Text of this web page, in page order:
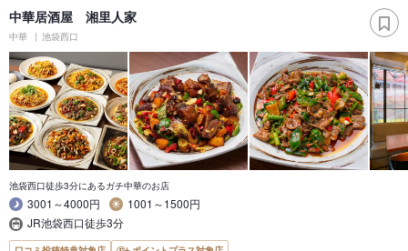
中華居酒屋 湘里人家
中華 池袋西口
池袋西口徒歩3分にあるガチ中華のお店
3001～4000円
1001～1500円
JR池袋西口徒歩3分